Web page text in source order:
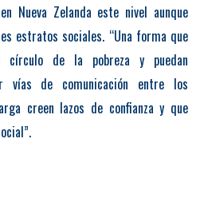
Nueva Zelanda este nivel aunque
estratos sociales. “Una forma que
de la pobreza y puedan
vías de comunicación entre los
creen lazos de confianza y que